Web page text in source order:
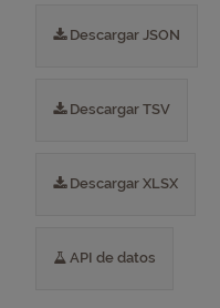
Descargar JSON
Descargar TSV
Descargar XLSX
API de datos